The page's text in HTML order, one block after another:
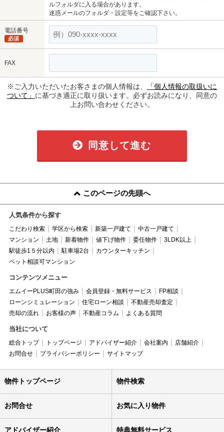
ルフォルダに入る場合があります。
迷惑メールのフォルダ・設定等をご確認下さい。
電話番号
必須
FAX
※ご入力いただいたお客さまの個人情報は、
「個人情報の取扱いに
ついて」 に基づき適正に取り扱います。必ずお読みになり、同意の
上お問い合わせください。
同意して進む
このページの先頭へ
人気条件から探す
こだわり検索 学区から検索 新築一戸建て
中古一戸建て
マンション
土地 新着物件 値下げ物件 委任物件
3LDK以上
駅徒歩1５分以内
駐車場2台
カウンターキッチン
ペット相談可マンション
コンテンツメニュー
エムイーPLUS町田の強み 会員登録・無料サービス
FP相談
ローンシミュレーション
住宅ローン相談
不動産売却査定
売却の流れ
お客様の声 不動産コラム よくある質問
当社について
総合トップ トップページ アドバイザー紹介 会社案内
店舗紹介
お問合せ
プライバシーポリシー サイトマップ
物件トップページ 物件検索
お問合せ お気に入り物件
アドバイザー紹介 特典無料サービス